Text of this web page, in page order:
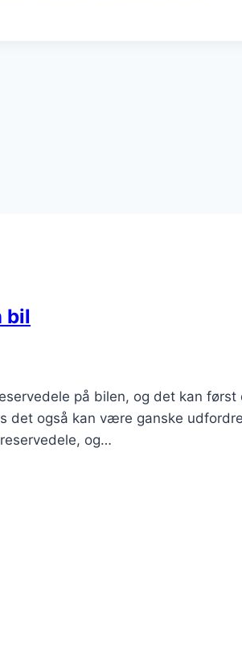
bil
på bilen, og det kan
det også kan være ganske
og…